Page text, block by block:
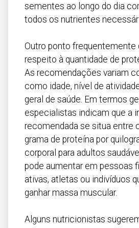
sementes ao longo do dia
todos os nutrientes
Outro ponto frequentemente
respeito à quantidade de
As recomendações variam
como idade, nível de
geral de saúde. Em termos
especialistas indicam que a
recomendada se situa entre
grama de proteína por
corporal para adultos
pode aumentar em pessoas
ativas, atletas ou indivíduos
ganhar massa muscular.
Alguns nutricionistas